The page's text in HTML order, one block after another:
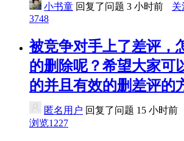
小书童 回复了问题 3 小时前
关
3748
被竞争对手上了差评，
的删除呢？希望大家可
的并且有效的删差评的
匿名用户 回复了问题 15 小时前
浏览1227